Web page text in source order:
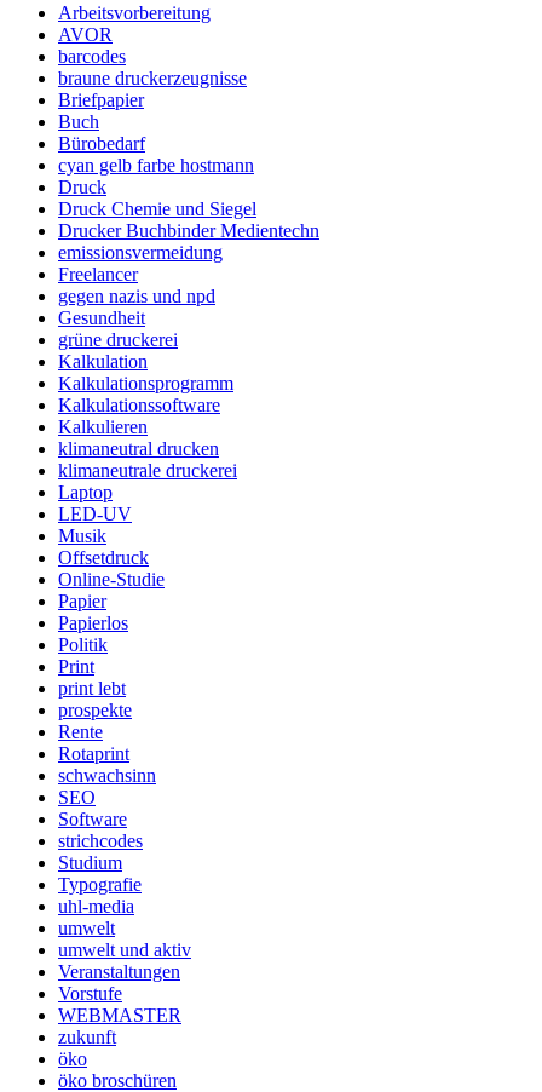
Arbeitsvorbereitung
AVOR
barcodes
braune druckerzeugnisse
Briefpapier
Buch
Bürobedarf
cyan gelb farbe hostmann
Druck
Druck Chemie und Siegel
Drucker Buchbinder Medientechn
emissionsvermeidung
Freelancer
gegen nazis und npd
Gesundheit
grüne druckerei
Kalkulation
Kalkulationsprogramm
Kalkulationssoftware
Kalkulieren
klimaneutral drucken
klimaneutrale druckerei
Laptop
LED-UV
Musik
Offsetdruck
Online-Studie
Papier
Papierlos
Politik
Print
print lebt
prospekte
Rente
Rotaprint
schwachsinn
SEO
Software
strichcodes
Studium
Typografie
uhl-media
umwelt
umwelt und aktiv
Veranstaltungen
Vorstufe
WEBMASTER
zukunft
öko
öko broschüren